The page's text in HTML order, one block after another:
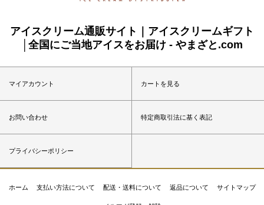
アイスクリーム通販サイト｜アイスクリームギフト
│全国にご当地アイスをお届け - やまざと.com
マイアカウント カートを見る
お問い合わせ 特定商取引法に基く表記
プライバシーポリシー
ホーム 支払い方法について 配送・送料について 返品について サイトマップ